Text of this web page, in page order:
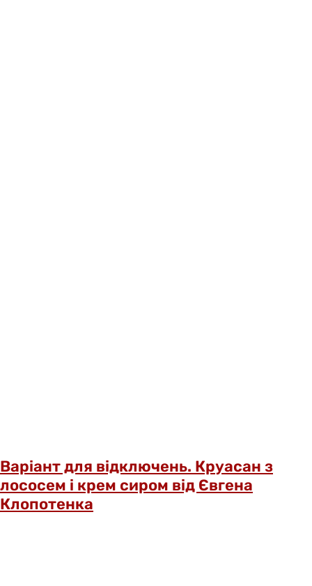
Варіант для відключень. Круасан з
лососем і крем сиром від Євгена
Клопотенка